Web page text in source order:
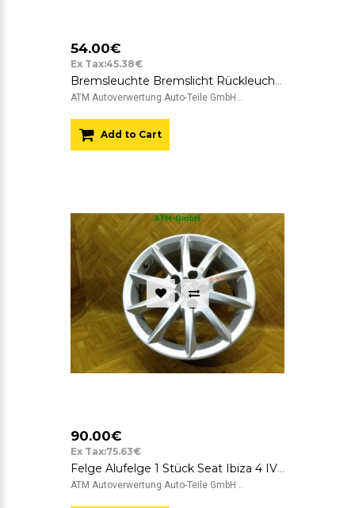
54.00€
Ex Tax:45.38€
Bremsleuchte Bremslicht Rückleuchte Rücklicht rechts Mini One R50
ATM Autoverwertung Auto-Teile GmbH ..
Add to Cart
90.00€
Ex Tax:75.63€
Felge Alufelge 1 Stück Seat Ibiza 4 IV 5 Loch 6P0601025E 6 J x 15 H2 ET 38
ATM Autoverwertung Auto-Teile GmbH ..